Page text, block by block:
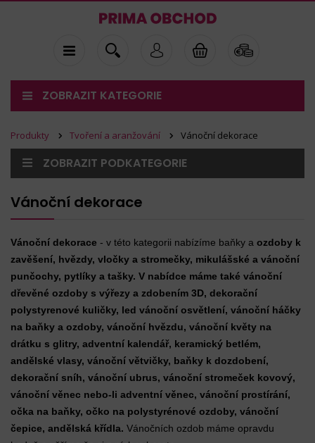
ZOBRAZIT KATEGORIE
Produkty Tvoření a aranžování Vánoční dekorace
ZOBRAZIT PODKATEGORIE
Vánoční dekorace
Vánoční dekorace - v této kategorii nabízíme baňky a ozdoby k
zavěšení, hvězdy, vločky a stromečky, mikulášské a vánoční
punčochy, pytlíky a tašky. V nabídce máme také vánoční
dřevěné ozdoby s výřezy a zdobením 3D, dekorační
polystyrenové kuličky, led vánoční osvětlení, vánoční háčky
na baňky a ozdoby, vánoční hvězdu, vánoční květy na
drátku s glitry, adventní kalendář, keramický betlém,
andělské vlasy, vánoční větvičky, baňky k dozdobení,
dekorační sníh, vánoční ubrus, vánoční stromeček kovový,
vánoční věnec nebo-li adventní věnec, vánoční prostírání,
očka na baňky, očko na polystyrénové ozdoby, vánoční
čepice, andělská křídla. Vánočních ozdob máme opravdu